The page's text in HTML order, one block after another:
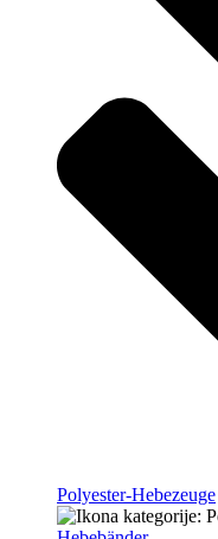
Polyester-Hebezeuge